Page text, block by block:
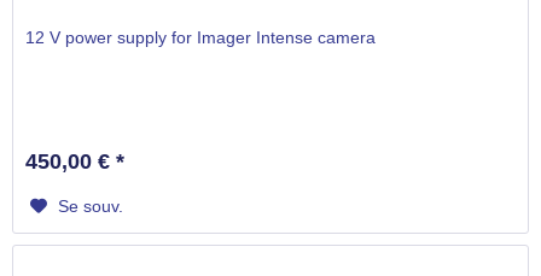
12 V power supply for Imager Intense camera
450,00 € *
Se souv.